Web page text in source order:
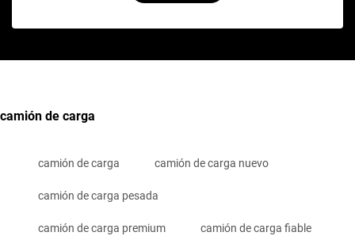
camión de carga
camión de carga camión de carga nuevo
camión de carga pesada
camión de carga premium camión de carga fiable